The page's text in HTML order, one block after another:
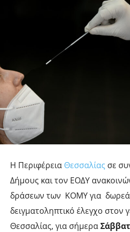
Η Περιφέρεια Θεσσαλίας σε
Δήμους και τον ΕΟΔΥ
δράσεων των ΚΟΜΥ για
δειγματοληπτικό έλεγχο στον
Θεσσαλίας, για σήμερα